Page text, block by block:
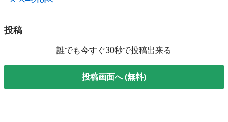
投稿
誰でも今すぐ30秒で投稿出来る
投稿画面へ (無料)